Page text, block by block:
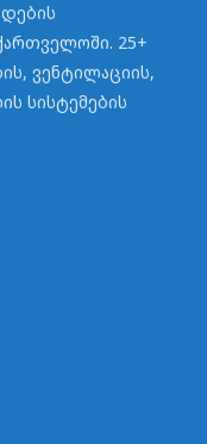
25+
ვენტილაციის,
სისტემების